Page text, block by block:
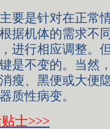
是针对在正常情
据机体的需求不
进行相应调整。
是不变的。当然
瘦、黑便或大便
质性病变。
士>>>